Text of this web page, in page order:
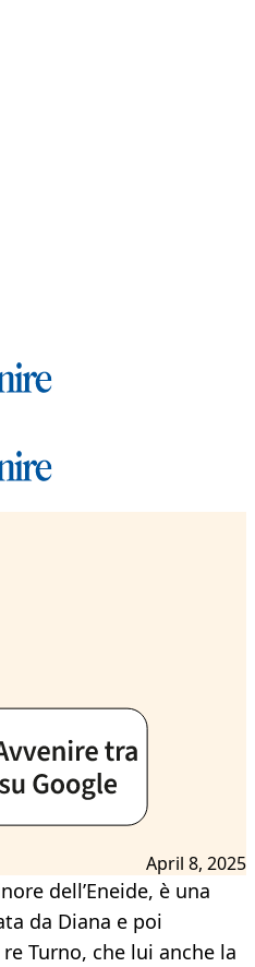
April 8, 2025
dell’Eneide, è una
da Diana e poi
Turno, che lui anche la